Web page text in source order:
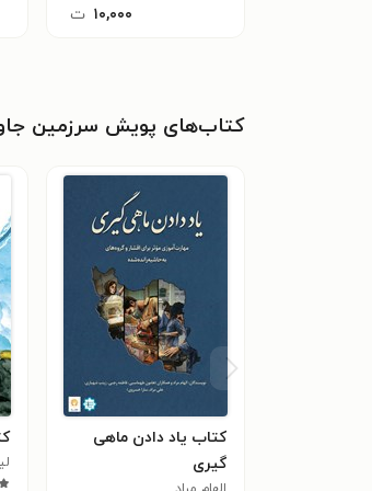
۱۰,۰۰۰ ت
کتاب‌های پویش سرزمین
کتاب یاد دادن ماهی‌
گیری